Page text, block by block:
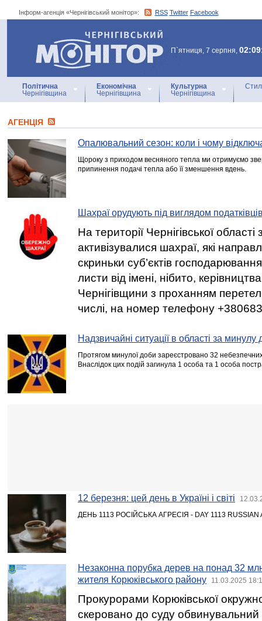
Інформ-агенція «Чернігівський монітор»: RSS Twitter Facebook
Інформ-агенція
«Чернігівський монітор»
П`ятниця, 7 серпня,
Політична
Чернігівщина
Економічна
Чернігівщина
Культурна
Чернігівщина
АГЕНЦIЯ
Опалювальний сезон: коли і чому
Щороку з приходом весняного тепла ми отримуємо
припинення подачі тепла або її зменшення вдень.
Шахраї орудують під виглядом
На території Чернігівської області
активізувалися шахраї, які
скриньки суб’єктів
листи від імені, нібито,
Чернігівщини з проханням
числі, на номер телефону
Надзвичайні ситуації в області за минулу
Протягом минулої доби зареєстровано 32
Внаслідок цих подій загинула 1 особа та 1 особа
12 березня: цей день в Україні і світі
ДЕНЬ 1113 РОСІЙСЬКА АГРЕСІЯ - DAY 1113 RUSSIAN
Незаконна порубка дерев на понад 32
жителя Корюківського району
11.03.2025
Прокурорами Корюківської
скеровано до суду обвинувальний